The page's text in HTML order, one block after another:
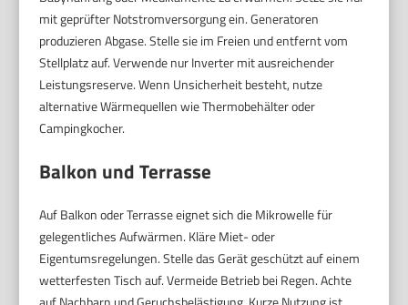
mit geprüfter Notstromversorgung ein. Generatoren
produzieren Abgase. Stelle sie im Freien und entfernt vom
Stellplatz auf. Verwende nur Inverter mit ausreichender
Leistungsreserve. Wenn Unsicherheit besteht, nutze
alternative Wärmequellen wie Thermobehälter oder
Campingkocher.
Balkon und Terrasse
Auf Balkon oder Terrasse eignet sich die Mikrowelle für
gelegentliches Aufwärmen. Kläre Miet- oder
Eigentumsregelungen. Stelle das Gerät geschützt auf einem
wetterfesten Tisch auf. Vermeide Betrieb bei Regen. Achte